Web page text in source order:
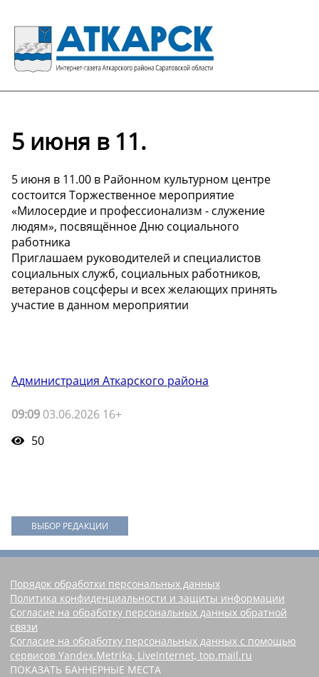
5 июня в 11.
5 июня в 11.00 в Районном культурном центре
состоится Торжественное мероприятие
«Милосердие и профессионализм - служение
людям», посвящённое Дню социального
работника
Приглашаем руководителей и специалистов
социальных служб, социальных работников,
ветеранов соцсферы и всех желающих принять
участие в данном мероприятии
Администрация Аткарского района
09:09 03.06.2026 16+
50
ВЫБОР РЕДАКЦИИ
Порядок обработки персональных данных
Политика конфиденциальности и защиты информации
Согласие на обработку персональных данных обратной
связи
Согласие на обработку персональных данных с помощью
сервисов Yandex.Metrika, LiveInternet, top.mail.ru
ПОКАЗАТЬ БАННЕРНЫЕ МЕСТА